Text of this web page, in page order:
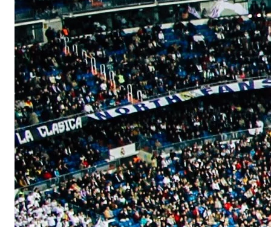
Índia
English
Irlanda
English
Itália
ItalianoEnglish
Japão
日本語English
Letônia
English
Liechtenstein
DeutschEnglish
Lituânia
English
Luxemburgo
FrançaisDeutschEnglish
Malásia
English简体中文